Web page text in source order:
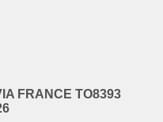
FRANCE TO8393